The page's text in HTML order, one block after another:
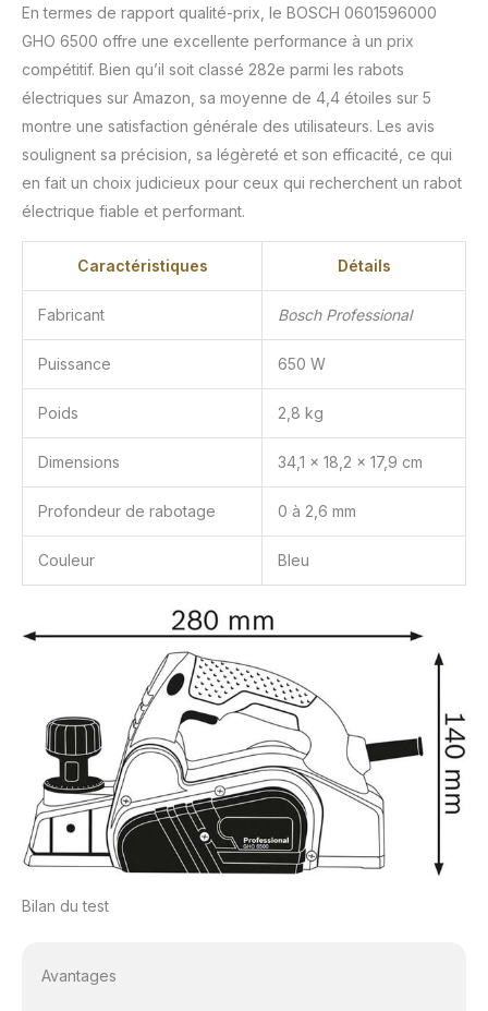
En termes de rapport qualité-prix, le BOSCH 0601596000
GHO 6500 offre une excellente performance à un prix
compétitif. Bien qu’il soit classé 282e parmi les rabots
électriques sur Amazon, sa moyenne de 4,4 étoiles sur 5
montre une satisfaction générale des utilisateurs. Les avis
soulignent sa précision, sa légèreté et son efficacité, ce qui
en fait un choix judicieux pour ceux qui recherchent un rabot
électrique fiable et performant.
Caractéristiques Détails
Fabricant Bosch Professional
Puissance 650 W
Poids 2,8 kg
Dimensions 34,1 x 18,2 x 17,9 cm
Profondeur de rabotage 0 à 2,6 mm
Couleur Bleu
Bilan du test
Avantages